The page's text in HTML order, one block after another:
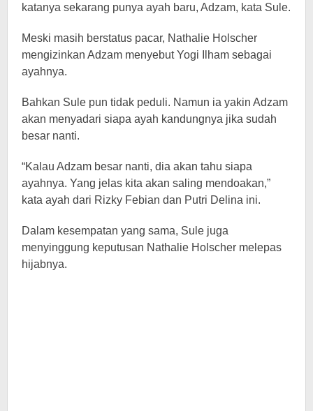
katanya sekarang punya ayah baru, Adzam, kata Sule.
Meski masih berstatus pacar, Nathalie Holscher
mengizinkan Adzam menyebut Yogi Ilham sebagai
ayahnya.
Bahkan Sule pun tidak peduli. Namun ia yakin Adzam
akan menyadari siapa ayah kandungnya jika sudah
besar nanti.
“Kalau Adzam besar nanti, dia akan tahu siapa
ayahnya. Yang jelas kita akan saling mendoakan,”
kata ayah dari Rizky Febian dan Putri Delina ini.
Dalam kesempatan yang sama, Sule juga
menyinggung keputusan Nathalie Holscher melepas
hijabnya.